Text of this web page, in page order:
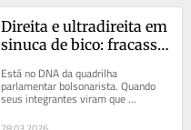
Direita e ultradireita em
sinuca de bico: fracassa
bolsonarista
Está no DNA da quadrilha
parlamentar bolsonarista. Quando
seus integrantes viram que
perderiam o jogo, fizeram  como
aquele menino ruim de bola, mas...